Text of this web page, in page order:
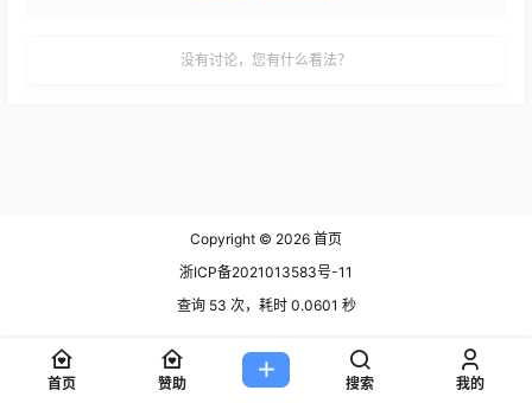
没有讨论，您有什么看法？
Copyright © 2026 首页
浙ICP备2021013583号-11
查询 53 次，耗时 0.0601 秒
首页 赞助 搜索 我的